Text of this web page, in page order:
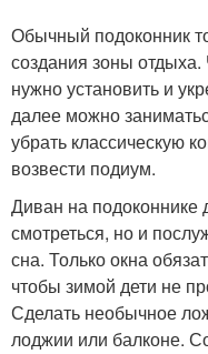
Обычный подоконник
создания зоны
нужно установить и
далее можно
убрать классическую
возвести подиум.
Диван на подоконнике
смотреться, но и
сна. Только окна
чтобы зимой дети не
Сделать необычное
лоджии или балконе.